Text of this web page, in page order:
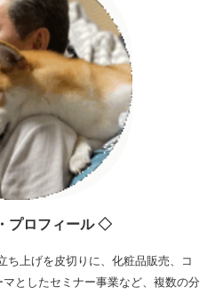
プロフィール ◇
ち上げを皮切りに、化粧品販売、コ
としたセミナー事業など、複数の分